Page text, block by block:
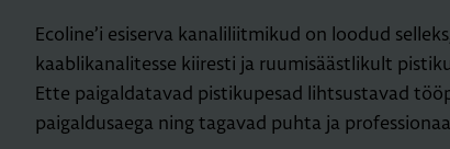
Ecoline’i esiserva kanaliliitmikud on loodud
kaablikanalitesse kiiresti ja ruumisäästlikult
Ette paigaldatavad pistikupesad lihtsustavad
paigaldusaega ning tagavad puhta ja